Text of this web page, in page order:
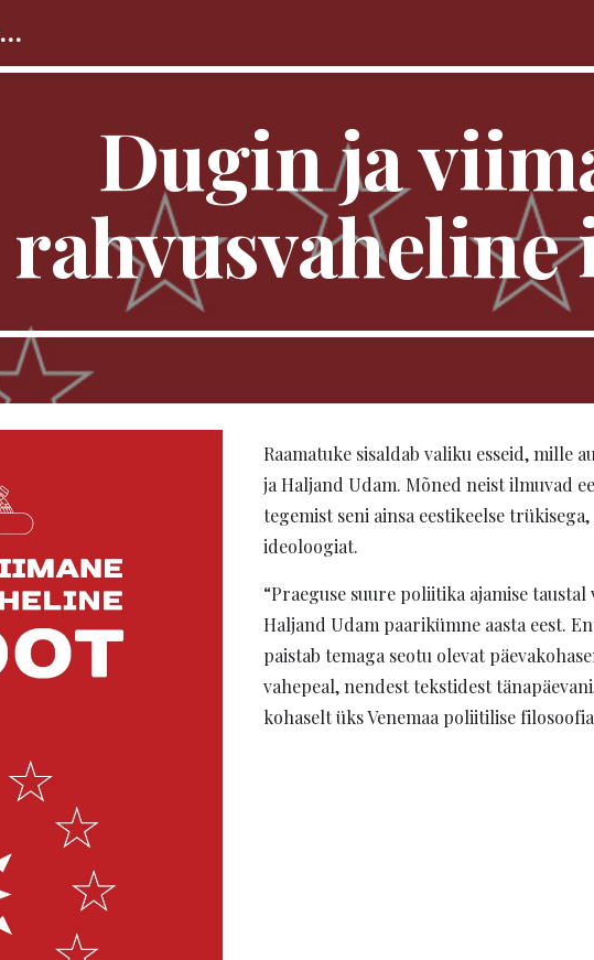
Dugin ja viimane rahvusvaheline idioot
Dugin ja
Raamatuke sisaldab valiku esseid, mille
ja Haljand Udam. Mõned neist ilmuvad
tegemist seni ainsa eestikeelse
ideoloogiat.
“Praeguse suure poliitika ajamise
Haljand Udam paarikümne aasta eest.
paistab temaga seotu olevat
vahepeal, nendest tekstidest
kohaselt üks Venemaa poliitilise filosoofia